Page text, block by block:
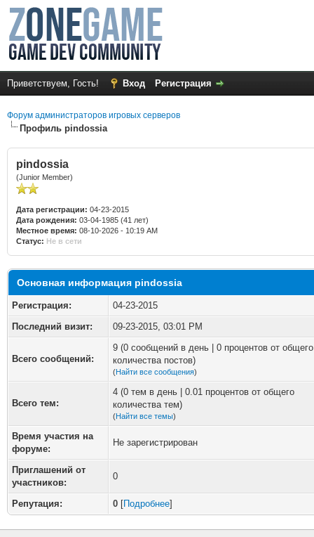
Приветствуем, Гость! Вход Регистрация
Форум администраторов игровых серверов
Профиль pindossia
pindossia
(Junior Member)
Дата регистрации: 04-23-2015
Дата рождения: 03-04-1985 (41 лет)
Местное время: 08-10-2026 - 10:19 AM
Статус: Не в сети
Основная информация pindossia
Регистрация:
04-23-2015
Последний визит:
09-23-2015, 03:01 PM
Всего сообщений:
9 (0 сообщений в день | 0 процентов от общего
количества постов)
(Найти все сообщения)
Всего тем:
4 (0 тем в день | 0.01 процентов от общего
количества тем)
(Найти все темы)
Время участия на
форуме:
Не зарегистрирован
Приглашений от
участников:
0
Репутация: 0 [Подробнее]